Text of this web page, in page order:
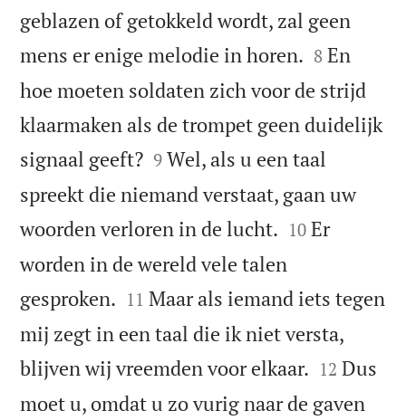
geblazen of getokkeld wordt, zal geen
mens er enige melodie in horen. 

8 En
hoe moeten soldaten zich voor de strijd
klaarmaken als de trompet geen duidelijk
signaal geeft?
9 Wel, als u een taal
spreekt die niemand verstaat, gaan uw
woorden verloren in de lucht. 

10 Er
worden in de wereld vele talen
gesproken. 

11 Maar als iemand iets tegen
mij zegt in een taal die ik niet versta,
blijven wij vreemden voor elkaar. 

12 Dus
moet u, omdat u zo vurig naar de gaven